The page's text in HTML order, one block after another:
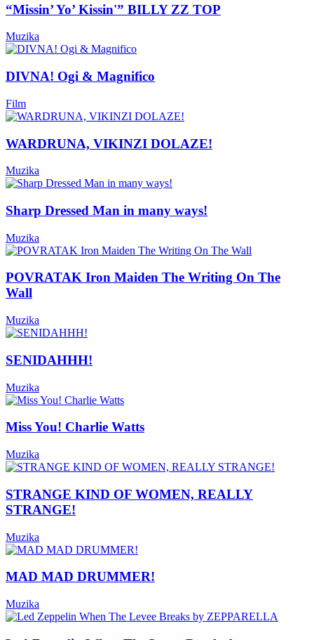
“Missin’ Yo’ Kissin'” BILLY ZZ TOP
Muzika
DIVNA! Ogi & Magnifico
Film
WARDRUNA, VIKINZI DOLAZE!
Muzika
Sharp Dressed Man in many ways!
Muzika
POVRATAK Iron Maiden The Writing On The
Wall
Muzika
SENIDAHHH!
Muzika
Miss You! Charlie Watts
Muzika
STRANGE KIND OF WOMEN, REALLY
STRANGE!
Muzika
MAD MAD DRUMMER!
Muzika